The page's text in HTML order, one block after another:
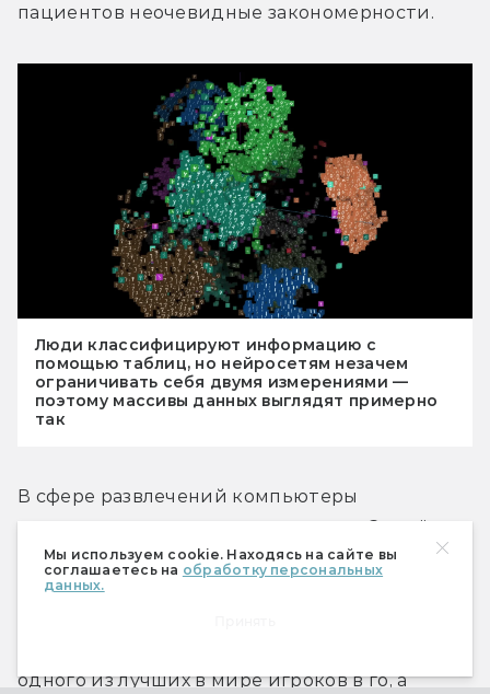
Мы используем cookie. Находясь на сайте вы
соглашаетесь на обработку персональных
данных.
пациентов неочевидные закономерности.
Люди классифицируют информацию с
помощью таблиц, но нейросетям незачем
ограничивать себя двумя измерениями —
поэтому массивы данных выглядят примерно
так
В сфере развлечений компьютеры
продвинулись не хуже, чем в науке. За счёт
машинного обучения им наконец поддались
игры, алгоритмы выигрыша для которых
одного из лучших в мире игроков в го, а